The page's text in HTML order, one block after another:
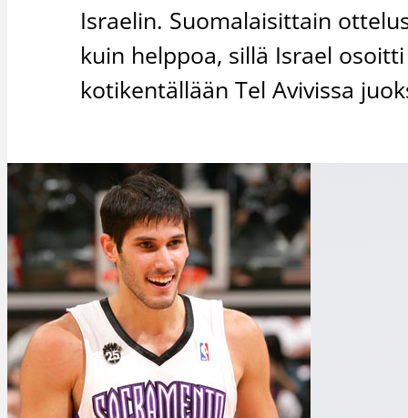
Israelin. Suomalaisittain
kuin helppoa, sillä Israel
kotikentällään Tel Avivissa